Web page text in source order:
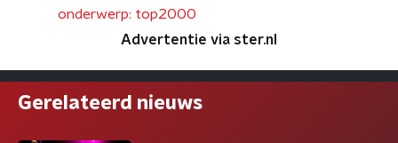
onderwerp: top2000
Advertentie via ster.nl
Gerelateerd nieuws